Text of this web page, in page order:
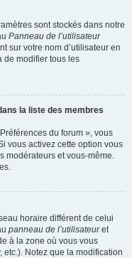
sont stockés dans notre
Panneau de l’utilisateur
sur votre nom d’utilisateur en
de modifier tous les
la liste des membres
du forum », vous
vous activez cette option vous
modérateurs et vous-même.
horaire différent de celui
panneau de l’utilisateuret
à la zone où vous vous
etc.). Notez que la modification